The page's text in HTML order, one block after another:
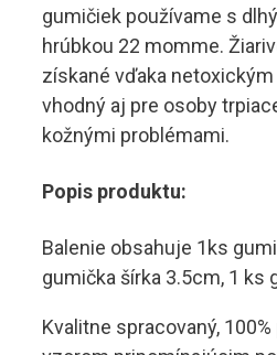
gumičiek používame s
hrúbkou 22 momme.
získané vďaka
vhodný aj pre osoby
kožnými problémami.
Popis produktu:
Balenie obsahuje 1ks
gumička šírka 3.5cm, 1 ks
Kvalitne spracovaný,